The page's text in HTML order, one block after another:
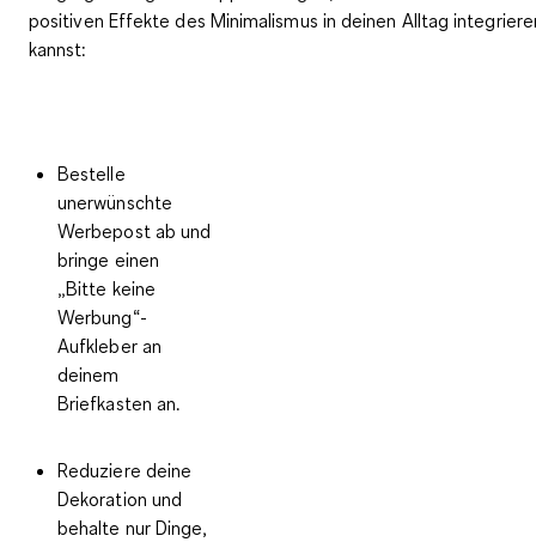
positiven Effekte des Minimalismus in deinen Alltag
kannst:
Bestelle
unerwünschte
Werbepost ab und
bringe einen
„Bitte keine
Werbung“-
Aufkleber an
deinem
Briefkasten an.
Reduziere deine
Dekoration und
behalte nur Dinge,